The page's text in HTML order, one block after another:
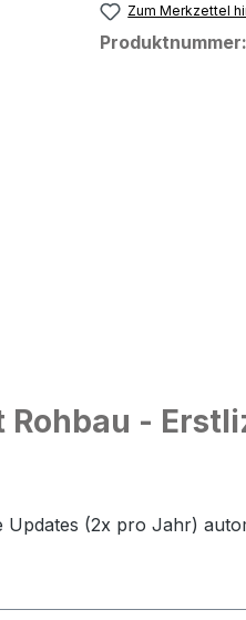
Zum Merkzettel
Produktnummer:
-
(2x pro Jahr)